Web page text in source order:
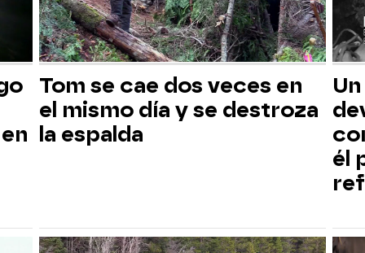
Tom se cae dos veces en
el mismo día y se destroza
la espalda
él